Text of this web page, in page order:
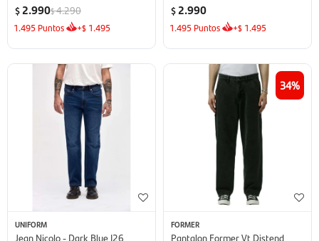
$ 2.990$4.290
1.495 Puntos +$ 1.495
$ 2.990
1.495 Puntos +$ 1.495
UNIFORM
Jean Nicolo - Dark Blue I26
34
FORMER
Pantalon Former Vt Distend